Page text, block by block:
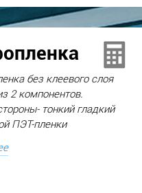
без клеевого слоя
2 компонентов.
тонкий гладкий
ПЭТ-пленки
металлический